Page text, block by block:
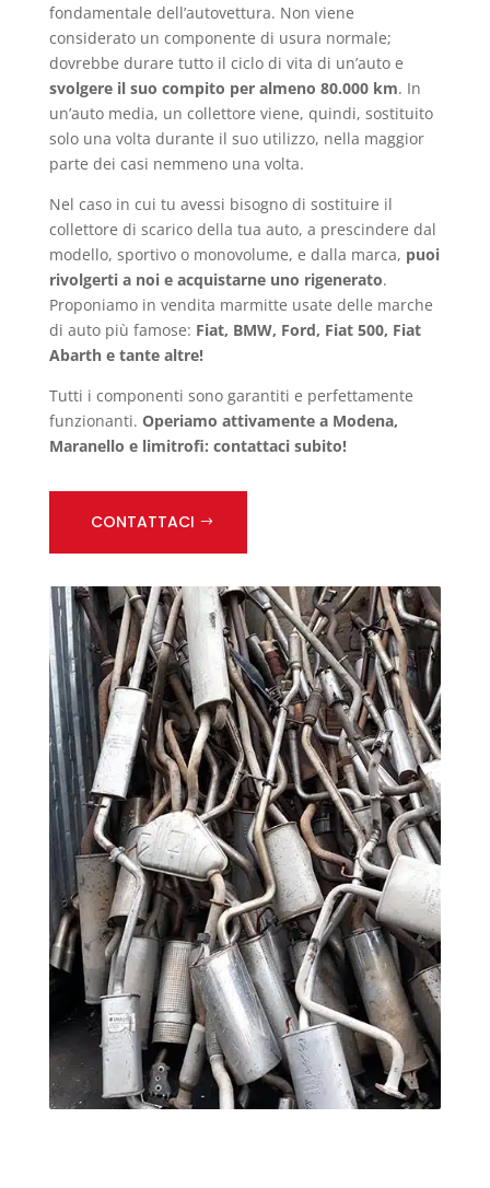
fondamentale dell’autovettura. Non viene
considerato un componente di usura normale;
dovrebbe durare tutto il ciclo di vita di un’auto e
svolgere il suo compito per almeno 80.000 km. In
un’auto media, un collettore viene, quindi, sostituito
solo una volta durante il suo utilizzo, nella maggior
parte dei casi nemmeno una volta.
Nel caso in cui tu avessi bisogno di sostituire il
collettore di scarico della tua auto, a prescindere dal
modello, sportivo o monovolume, e dalla marca, puoi
rivolgerti a noi e acquistarne uno rigenerato.
Proponiamo in vendita marmitte usate delle marche
di auto più famose: Fiat, BMW, Ford, Fiat 500, Fiat
Abarth e tante altre!
Tutti i componenti sono garantiti e perfettamente
funzionanti. Operiamo attivamente a Modena,
Maranello e limitrofi: contattaci subito!
CONTATTACI